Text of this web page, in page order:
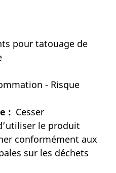
pour tatouage de
- Risque
Cesser
le produit
conformément aux
sur les déchets